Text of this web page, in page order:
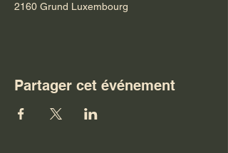
2160 Grund Luxembourg
Partager cet événement